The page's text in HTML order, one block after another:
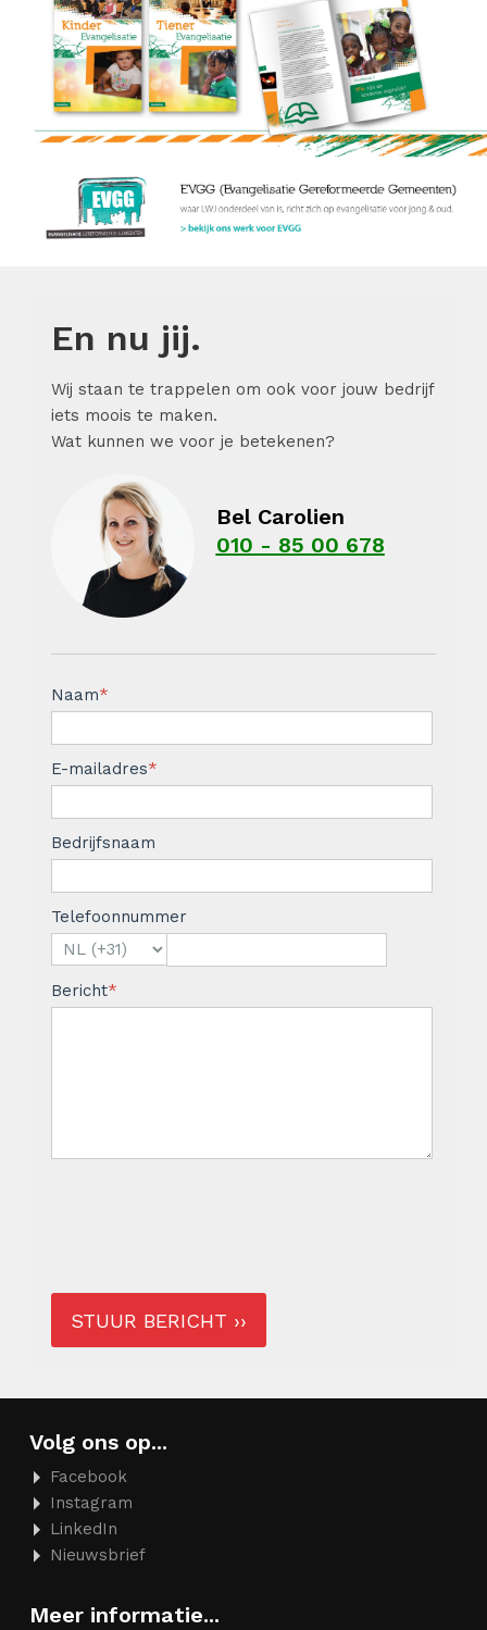
En nu jij.
Wij staan te trappelen om ook voor jouw bedrijf
iets moois te maken.
Wat kunnen we voor je betekenen?
Bel Carolien
010 - 85 00 678
Naam*
E-mailadres*
Bedrijfsnaam
Telefoonnummer
Bericht*
STUUR BERICHT ››
Volg ons op...
Facebook
Instagram
LinkedIn
Nieuwsbrief
Meer informatie...